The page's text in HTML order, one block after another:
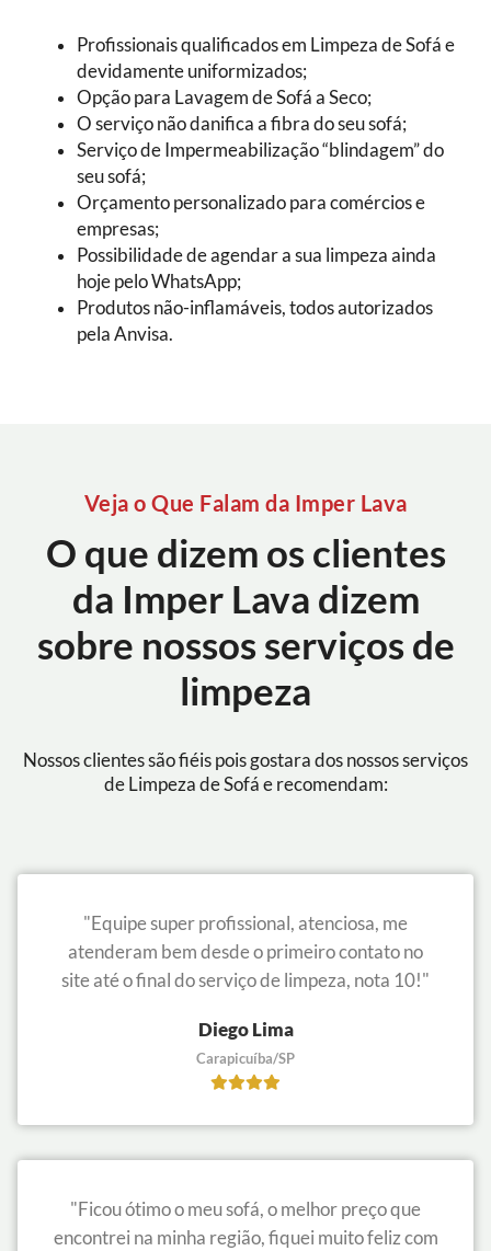
Profissionais qualificados em Limpeza de Sofá e
devidamente uniformizados;
Opção para Lavagem de Sofá a Seco;
O serviço não danifica a fibra do seu sofá;
Serviço de Impermeabilização “blindagem” do
seu sofá;
Orçamento personalizado para comércios e
empresas;
Possibilidade de agendar a sua limpeza ainda
hoje pelo WhatsApp;
Produtos não-inflamáveis, todos autorizados
pela Anvisa.
Veja o Que Falam da Imper Lava
O que dizem os clientes
da Imper Lava dizem
sobre nossos serviços de
limpeza
Nossos clientes são fiéis pois gostara dos nossos serviços
de Limpeza de Sofá e recomendam:
"Equipe super profissional, atenciosa, me
atenderam bem desde o primeiro contato no
site até o final do serviço de limpeza, nota 10!"
Diego Lima
Carapicuíba/SP
"Ficou ótimo o meu sofá, o melhor preço que
encontrei na minha região, fiquei muito feliz com